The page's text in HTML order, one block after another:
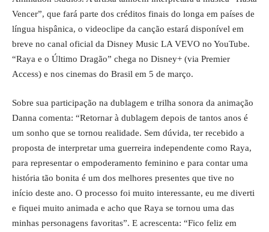
Vencer”, que fará parte dos créditos finais do longa em países de
língua hispânica, o videoclipe da canção estará disponível em
breve no canal oficial da Disney Music LA VEVO no YouTube.
“Raya e o Último Dragão” chega no Disney+ (via Premier
Access) e nos cinemas do Brasil em 5 de março.
Sobre sua participação na dublagem e trilha sonora da animação
Danna comenta: “Retornar à dublagem depois de tantos anos é
um sonho que se tornou realidade. Sem dúvida, ter recebido a
proposta de interpretar uma guerreira independente como Raya,
para representar o empoderamento feminino e para contar uma
história tão bonita é um dos melhores presentes que tive no
início deste ano. O processo foi muito interessante, eu me diverti
e fiquei muito animada e acho que Raya se tornou uma das
minhas personagens favoritas”. E acrescenta: “Fico feliz em